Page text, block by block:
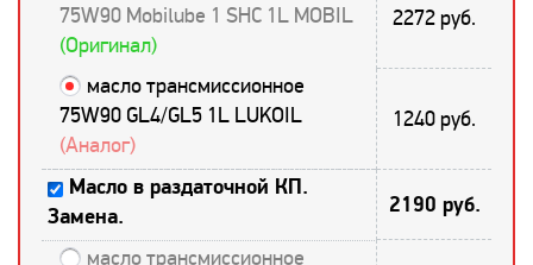
75W90 Mobilube 1 SHC 1L MOBIL
(Оригинал)
2272 руб.
масло трансмиссионное
75W90 GL4/GL5 1L LUKOIL
(Аналог)
1240 руб.
Масло в раздаточной КП.
Замена.
2190 руб.
масло трансмиссионное